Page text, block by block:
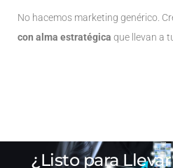
No hacemos marketing genérico.
con alma estratégica que llevan a
¿Listo para